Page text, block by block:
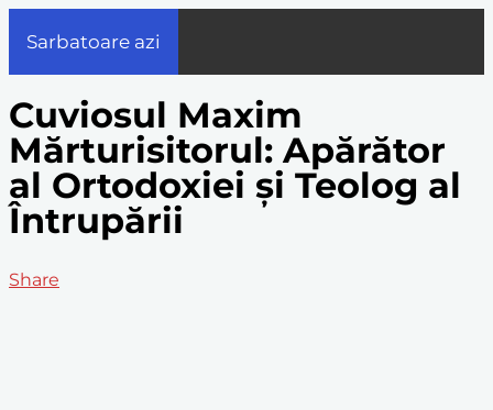
Sarbatoare azi
Cuviosul Maxim
Mărturisitorul: Apărător
al Ortodoxiei și Teolog al
Întrupării
Share